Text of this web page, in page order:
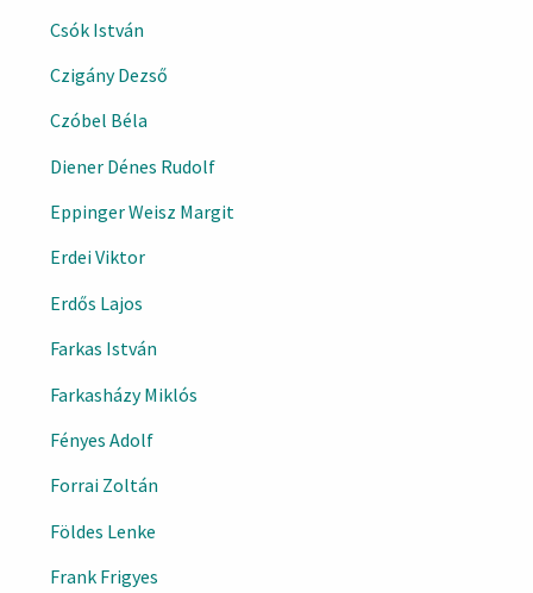
Csók István
Czigány Dezső
Czóbel Béla
Diener Dénes Rudolf
Eppinger Weisz Margit
Erdei Viktor
Erdős Lajos
Farkas István
Farkasházy Miklós
Fényes Adolf
Forrai Zoltán
Földes Lenke
Frank Frigyes